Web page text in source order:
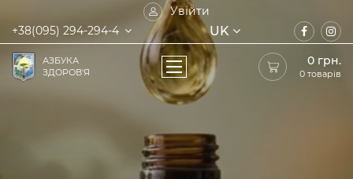
Увійти
+38(095) 294-294-4
UK
АЗБУКА
ЗДОРОВ'Я
0 грн.
0 товарів